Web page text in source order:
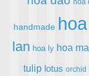
hoa
handmade
lan hoa ly hoa
tulip lotus orchid